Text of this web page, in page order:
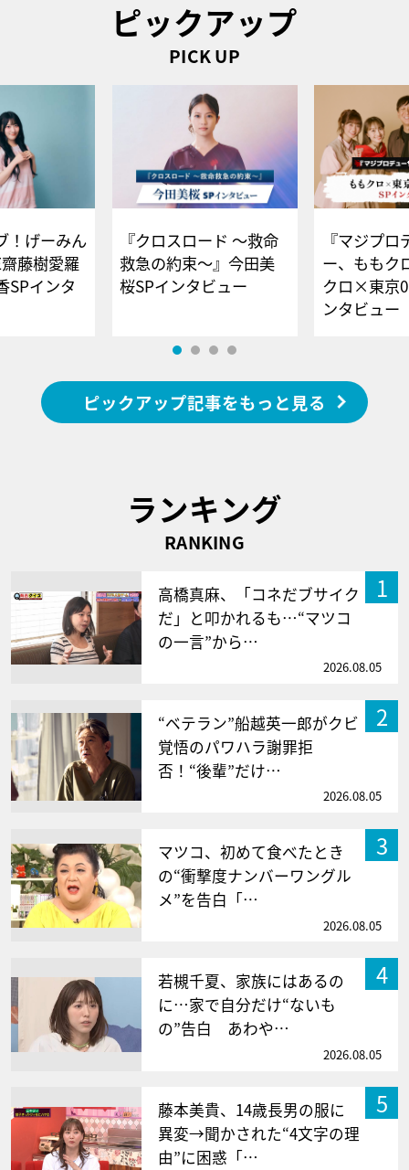
ピックアップ
PICK UP
！げーみん
藤樹愛羅
SPインタ
『クロスロード ～救命
救急の約束～』今田美
桜SPインタビュー
『マジプロ
ー、ももク
クロ×東京
ンタビュー
ピックアップ記事をもっと見る
ランキング
RANKING
1
高橋真麻、「コネだブサイク
だ」と叩かれるも…“マツコ
の一言”から…
2026.08.05
2
“ベテラン”船越英一郎がクビ
覚悟のパワハラ謝罪拒
否！“後輩”だけ…
2026.08.05
3
マツコ、初めて食べたとき
の“衝撃度ナンバーワングル
メ”を告白「…
2026.08.05
4
若槻千夏、家族にはあるの
に…家で自分だけ“ないも
の”告白 あわや…
2026.08.05
5
藤本美貴、14歳長男の服に
異変→聞かされた“4文字の理
由”に困惑「…